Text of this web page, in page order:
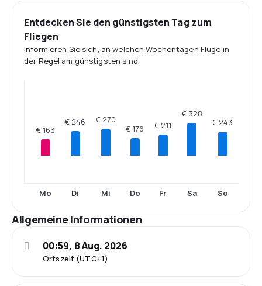
Entdecken Sie den günstigsten Tag zum
Fliegen
Informieren Sie sich, an welchen Wochentagen Flüge in
der Regel am günstigsten sind.
€ 163
Mo
€ 246
Di
€ 270
Mi
€ 176
Do
€ 211
Fr
€ 328
Sa
€ 243
So
Allgemeine Informationen
Ortszeit (UTC+1)
00:59, 8 Aug. 2026